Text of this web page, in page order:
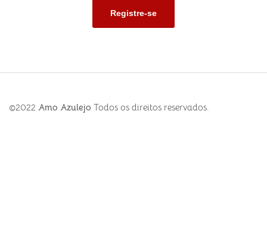
©2022 Amo Azulejo Todos os direitos reservados.